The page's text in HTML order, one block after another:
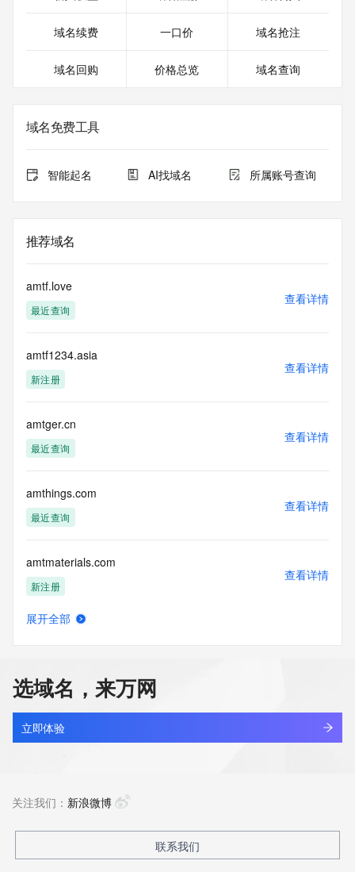
域名续费 一口价 域名抢注
域名回购 价格总览 域名查询
域名免费工具
智能起名 AI找域名 所属账号查询
推荐域名
amtf.love
最近查询
查看详情
amtf1234.asia
新注册
查看详情
amtger.cn
最近查询
查看详情
amthings.com
最近查询
查看详情
amtmaterials.com
新注册
查看详情
amtzqi.cn
最近查询
查看详情
最近查询
展开全部
选域名，来万网
立即体验
关注我们： 新浪微博
联系我们